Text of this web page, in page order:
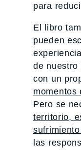
para
El libro
pueden
de nuestro
con un
momentos
Pero se
territorio,
las